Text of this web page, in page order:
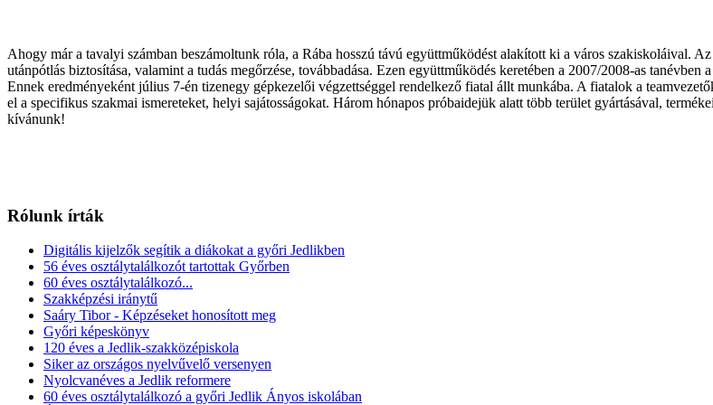
Ahogy már a tavalyi számban beszámoltunk róla, a Rába hosszú távú együttműködést alakított ki a város szakiskoláival.
utánpótlás biztosítása, valamint a tudás megőrzése, továbbadása. Ezen együttműködés keretében a 2007/2008-as
Ennek eredményeként július 7-én tizenegy gépkezelői végzettséggel rendelkező fiatal állt munkába. A fiatalok a
el a specifikus szakmai ismereteket, helyi sajátosságokat. Három hónapos próbaidejük alatt több terület gyártásával,
kívánunk!
Rólunk írták
Digitális kijelzők segítik a diákokat a győri Jedlikben
56 éves osztálytalálkozót tartottak Győrben
60 éves osztálytalálkozó...
Szakképzési iránytű
Saáry Tibor - Képzéseket honosított meg
Győri képeskönyv
120 éves a Jedlik-szakközépiskola
Siker az országos nyelvűvelő versenyen
Nyolcvanéves a Jedlik reformere
60 éves osztálytalálkozó a győri Jedlik Ányos iskolában